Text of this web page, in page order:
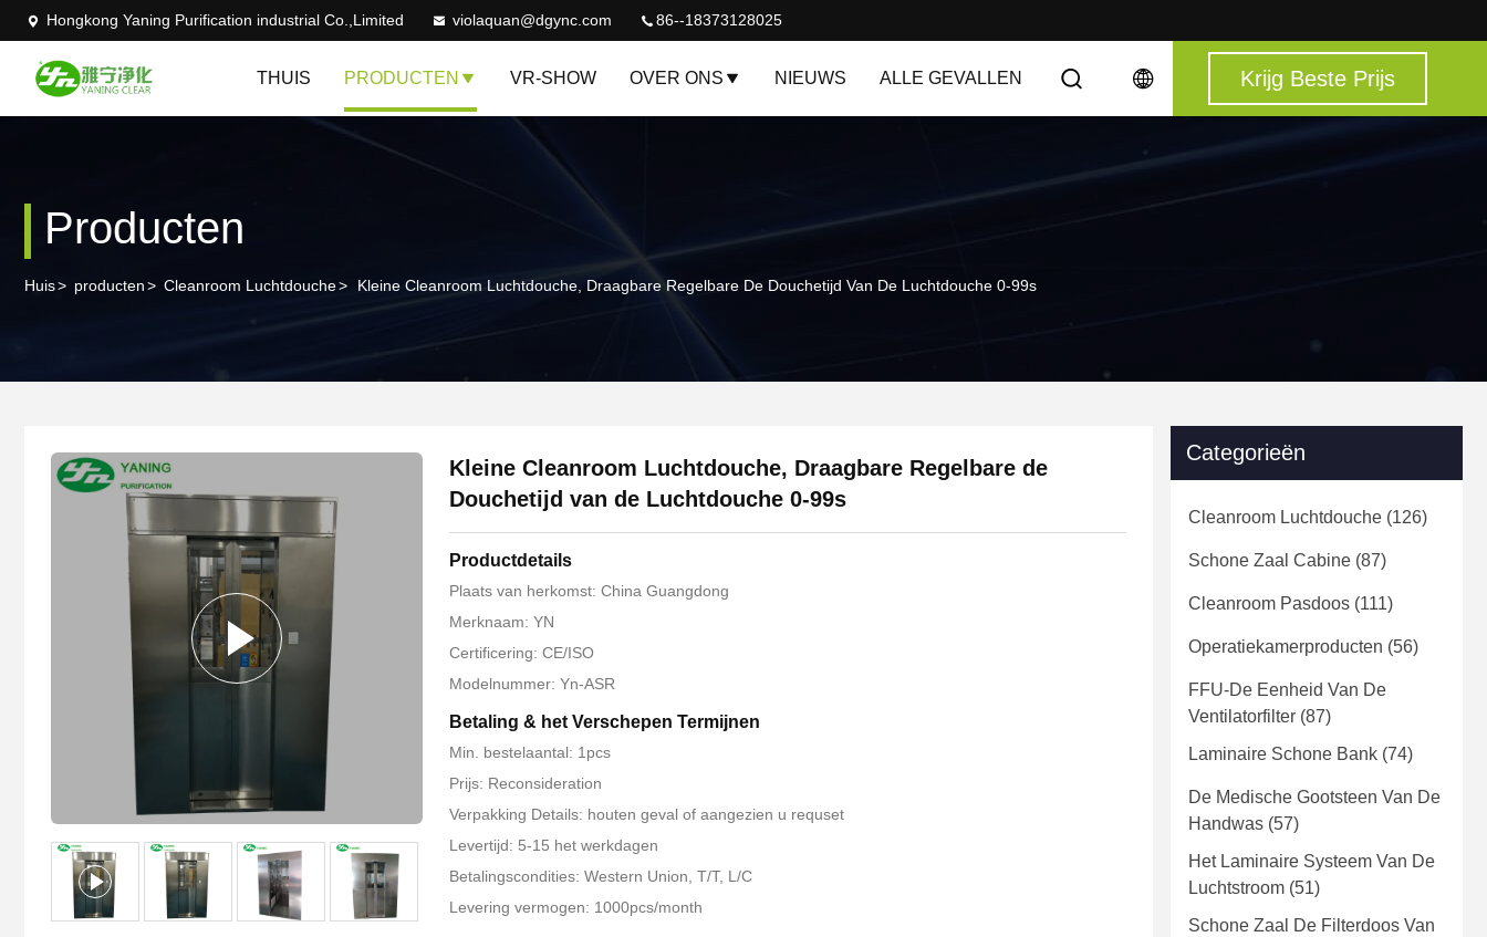
Hongkong Yaning Purification industrial Co.,Limited violaquan@dgync.com 86--18373128025
THUIS PRODUCTEN VR-SHOW OVER ONS NIEUWS ALLE GEVALLEN Krijg Beste Prijs
Producten
Huis> producten> Cleanroom Luchtdouche> Kleine Cleanroom Luchtdouche, Draagbare Regelbare De Douchetijd Van De Luchtdouche 0-99s
Kleine Cleanroom Luchtdouche, Draagbare Regelbare de
Douchetijd van de Luchtdouche 0-99s
Productdetails
Plaats van herkomst: China Guangdong
Merknaam: YN
Certificering: CE/ISO
Modelnummer: Yn-ASR
Betaling & het Verschepen Termijnen
Min. bestelaantal: 1pcs
Prijs: Reconsideration
Verpakking Details: houten geval of aangezien u requset
Levertijd: 5-15 het werkdagen
Betalingscondities: Western Union, T/T, L/C
Levering vermogen: 1000pcs/month
Categorieën
Cleanroom Luchtdouche (126)
Schone Zaal Cabine (87)
Cleanroom Pasdoos (111)
Operatiekamerproducten (56)
FFU-De Eenheid Van De
Ventilatorfilter (87)
Laminaire Schone Bank (74)
De Medische Gootsteen Van De
Handwas (57)
Het Laminaire Systeem Van De
Luchtstroom (51)
Schone Zaal De Filterdoos Van